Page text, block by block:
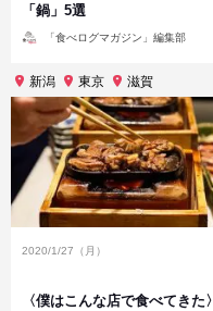
「鍋」5選
「食べログマガジン」編集部
新潟 東京 滋賀
2020/1/27（月）
〈僕はこんな店で食べてきた〉